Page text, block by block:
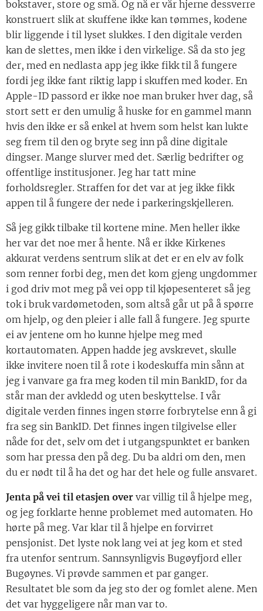
bokstaver, store og små. Og nå er vår hjerne dessverre
konstruert slik at skuffene ikke kan tømmes, kodene
blir liggende i til lyset slukkes. I den digitale verden
kan de slettes, men ikke i den virkelige. Så da sto jeg
der, med en nedlasta app jeg ikke fikk til å fungere
fordi jeg ikke fant riktig lapp i skuffen med koder. En
Apple-ID passord er ikke noe man bruker hver dag, så
stort sett er den umulig å huske for en gammel mann
hvis den ikke er så enkel at hvem som helst kan lukte
seg frem til den og bryte seg inn på dine digitale
dingser. Mange slurver med det. Særlig bedrifter og
offentlige institusjoner. Jeg har tatt mine
forholdsregler. Straffen for det var at jeg ikke fikk
appen til å fungere der nede i parkeringskjelleren.
Så jeg gikk tilbake til kortene mine. Men heller ikke
her var det noe mer å hente. Nå er ikke Kirkenes
akkurat verdens sentrum slik at det er en elv av folk
som renner forbi deg, men det kom gjeng ungdommer
i god driv mot meg på vei opp til kjøpesenteret så jeg
tok i bruk vardømetoden, som altså går ut på å spørre
om hjelp, og den pleier i alle fall å fungere. Jeg spurte
ei av jentene om ho kunne hjelpe meg med
kortautomaten. Appen hadde jeg avskrevet, skulle
ikke invitere noen til å rote i kodeskuffa min sånn at
jeg i vanvare ga fra meg koden til min BankID, for da
står man der avkledd og uten beskyttelse. I vår
digitale verden finnes ingen større forbrytelse enn å gi
fra seg sin BankID. Det finnes ingen tilgivelse eller
nåde for det, selv om det i utgangspunktet er banken
som har pressa den på deg. Du ba aldri om den, men
du er nødt til å ha det og har det hele og fulle ansvaret.
Jenta på vei til etasjen over var villig til å hjelpe meg,
og jeg forklarte henne problemet med automaten. Ho
hørte på meg. Var klar til å hjelpe en forvirret
pensjonist. Det lyste nok lang vei at jeg kom et sted
fra utenfor sentrum. Sannsynligvis Bugøyfjord eller
Bugøynes. Vi prøvde sammen et par ganger.
Resultatet ble som da jeg sto der og fomlet alene. Men
det var hyggeligere når man var to.